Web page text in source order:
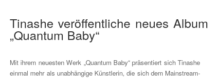
Tinashe veröffentliche neues Album
„Quantum Baby“
Mit ihrem neuesten Werk „Quantum Baby“ präsentiert sich Tinashe
einmal mehr als unabhängige Künstlerin, die sich dem Mainstream-